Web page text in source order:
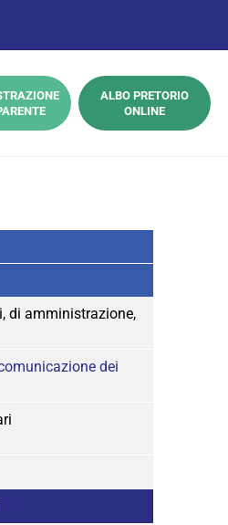
ALBO PRETORIO
ONLINE
di amministrazione,
dei